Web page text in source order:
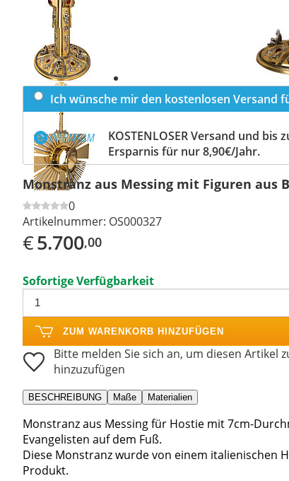
Previous
slide
Next
slide
Ich wünsche mir den kostenlosen Versand
KOSTENLOSER Versand und bis
Ersparnis für nur 8,90€/Jahr.
Monstranz aus Messing mit Figuren aus
0
Artikelnummer: OS000327
€5.700,00
Sofortige Verfügbarkeit
ZUM WARENKORB HINZUFÜGEN
Bitte melden Sie sich an, um diesen Artikel
hinzuzufügen
BESCHREIBUNG Maße Materialien
Monstranz aus Messing für Hostie mit 7cm-
Evangelisten auf dem Fuß.
Diese Monstranz wurde von einem italienischen
Produkt.